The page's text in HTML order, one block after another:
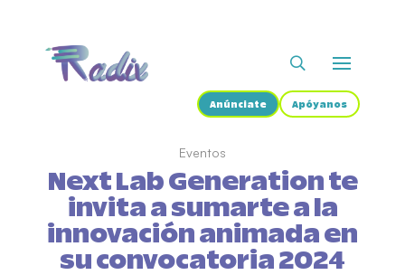
Anúnciate Apóyanos
Eventos
Next Lab Generation te
invita a sumarte a la
innovación animada en
su convocatoria 2024